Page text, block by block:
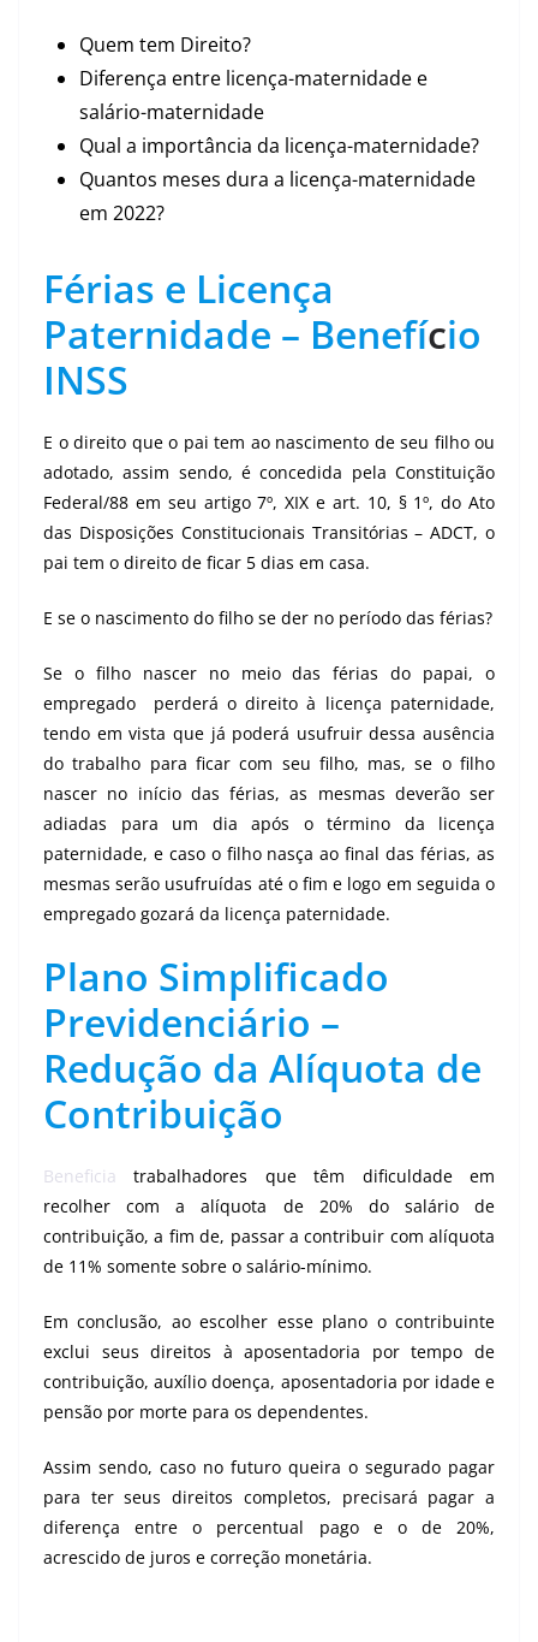
Quem tem Direito?
Diferença entre licença-maternidade e
salário-maternidade
Qual a importância da licença-maternidade?
Quantos meses dura a licença-maternidade
em 2022?
Férias e Licença
Paternidade – Benefício
INSS
E o direito que o pai tem ao nascimento de seu filho ou
adotado, assim sendo, é concedida pela Constituição
Federal/88 em seu artigo 7º, XIX e art. 10, § 1º, do Ato
das Disposições Constitucionais Transitórias – ADCT, o
pai tem o direito de ficar 5 dias em casa.
E se o nascimento do filho se der no período das férias?
Se o filho nascer no meio das férias do papai, o
empregado perderá o direito à licença paternidade,
tendo em vista que já poderá usufruir dessa ausência
do trabalho para ficar com seu filho, mas, se o filho
nascer no início das férias, as mesmas deverão ser
adiadas para um dia após o término da licença
paternidade, e caso o filho nasça ao final das férias, as
mesmas serão usufruídas até o fim e logo em seguida o
empregado gozará da licença paternidade.
Plano Simplificado
Previdenciário –
Redução da Alíquota de
Contribuição
Beneficia
trabalhadores que têm dificuldade em
recolher com a alíquota de 20% do salário de
contribuição, a fim de, passar a contribuir com alíquota
de 11% somente sobre o salário-mínimo.
Em conclusão, ao escolher esse plano o contribuinte
exclui seus direitos à aposentadoria por tempo de
contribuição, auxílio doença, aposentadoria por idade e
pensão por morte para os dependentes.
Assim sendo, caso no futuro queira o segurado pagar
para ter seus direitos completos, precisará pagar a
diferença entre o percentual pago e o de 20%,
acrescido de juros e correção monetária.